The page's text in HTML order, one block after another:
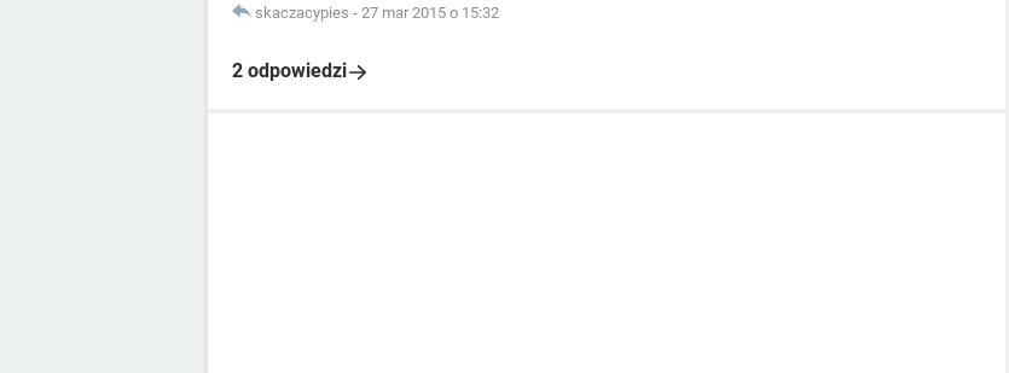
skaczacypies - 27 mar 2015 o 15:32
2 odpowiedzi